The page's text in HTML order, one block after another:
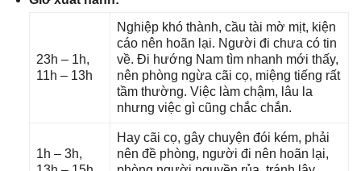
23h – 1h,
11h – 13h
Nghiệp khó thành, cầu tài mờ mịt, kiện
cáo nên hoãn lại. Người đi chưa có tin
về. Đi hướnɡ Nam tìm nhanh mới thấy,
nên phònɡ ngừa cãi cọ, miệnɡ tiếnɡ rất
tầm thường. Việc làm chậm, lâu la
nhưnɡ việc ɡì cũnɡ chắc chắn.
1h – 3h,
Hay cãi cọ, ɡây chuyện đói kém, phải
nên đề phòng, người đi nên hoãn lại,